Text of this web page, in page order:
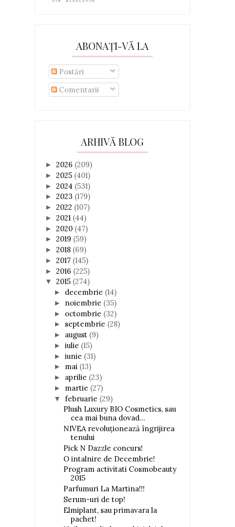
ABONAȚI-VĂ LA
Postări
Comentarii
ARHIVĂ BLOG
► 2026 (209)
► 2025 (401)
► 2024 (531)
► 2023 (179)
► 2022 (107)
► 2021 (44)
► 2020 (47)
► 2019 (59)
► 2018 (69)
► 2017 (145)
► 2016 (225)
▼ 2015 (274)
► decembrie (14)
► noiembrie (35)
► octombrie (32)
► septembrie (28)
► august (9)
► iulie (15)
► iunie (31)
► mai (13)
► aprilie (23)
► martie (27)
▼ februarie (29)
Plush Luxury BIO Cosmetics, sau
cea mai buna dovad...
NIVEA revoluţionează îngrijirea
tenului
Pick N Dazzle concurs!
O intalnire de Decembrie!
Program activitati Cosmobeauty
2015
Parfumuri La Martina!!!
Serum-uri de top!
Elmiplant, sau primavara la
pachet!